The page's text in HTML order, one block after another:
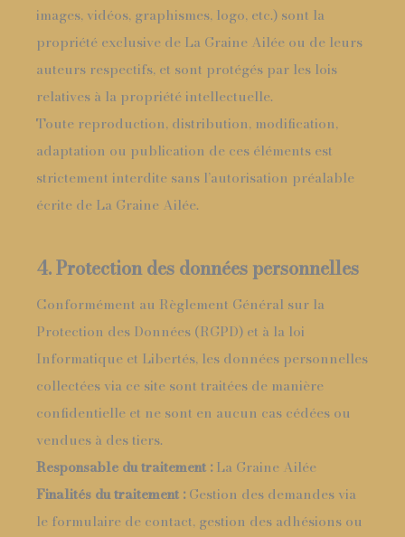
images, vidéos, graphismes, logo, etc.) sont la
propriété exclusive de La Graine Ailée ou de leurs
auteurs respectifs, et sont protégés par les lois
relatives à la propriété intellectuelle.
Toute reproduction, distribution, modification,
adaptation ou publication de ces éléments est
strictement interdite sans l’autorisation préalable
écrite de La Graine Ailée.
4. Protection des données personnelles
Conformément au Règlement Général sur la
Protection des Données (RGPD) et à la loi
Informatique et Libertés, les données personnelles
collectées via ce site sont traitées de manière
confidentielle et ne sont en aucun cas cédées ou
vendues à des tiers.
Responsable du traitement : La Graine Ailée
Finalités du traitement : Gestion des demandes via
le formulaire de contact, gestion des adhésions ou